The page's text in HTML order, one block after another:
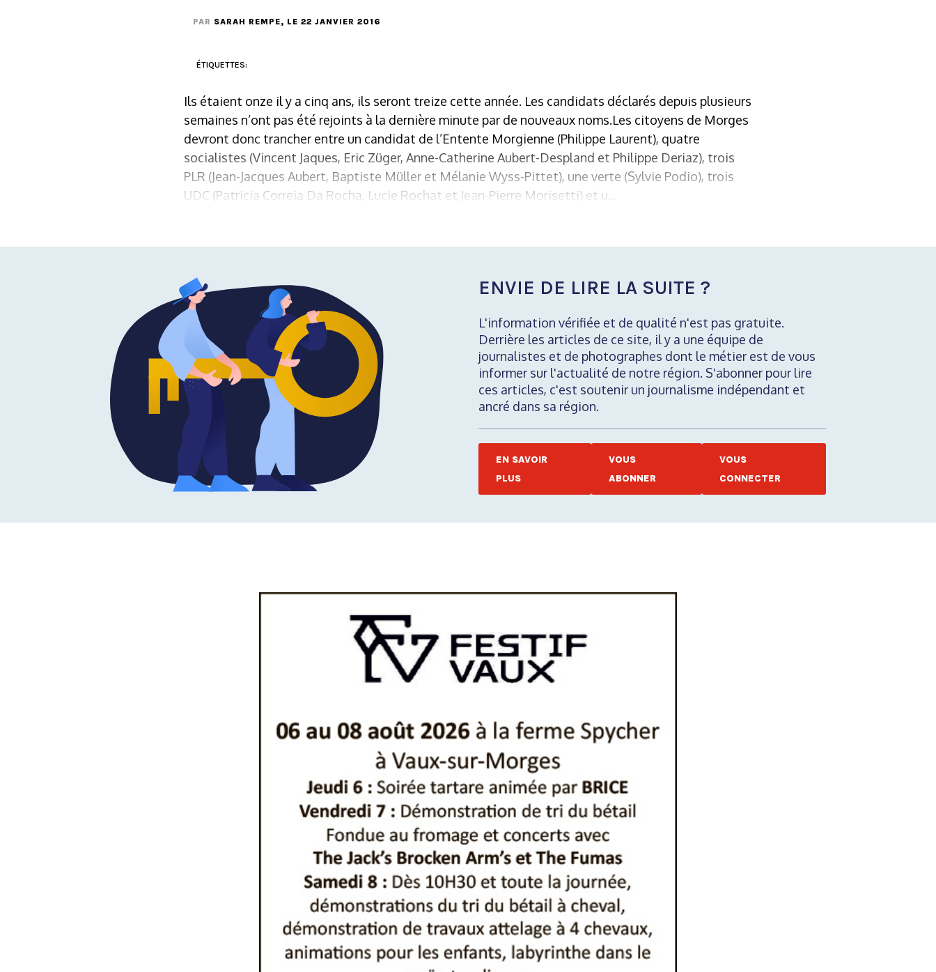
PAR SARAH REMPE, LE 22 JANVIER 2016
ÉTIQUETTES:
Ils étaient onze il y a cinq ans, ils seront treize cette année. Les candidats déclarés depuis plusieurs
semaines n’ont pas été rejoints à la dernière minute par de nouveaux noms.Les citoyens de Morges
devront donc trancher entre un candidat de l’Entente Morgienne (Philippe Laurent), quatre
socialistes (Vincent Jaques, Eric Züger, Anne-Catherine Aubert-Despland et Philippe Deriaz), trois
PLR (Jean-Jacques Aubert, Baptiste Müller et Mélanie Wyss-Pittet), une verte (Sylvie Podio), trois
UDC (Patricia Correia Da Rocha, Lucie Rochat et Jean-Pierre Morisetti) et u...
ENVIE DE LIRE LA SUITE ?
L'information vérifiée et de qualité n'est pas gratuite.
Derrière les articles de ce site, il y a une équipe de
journalistes et de photographes dont le métier est de vous
informer sur l'actualité de notre région. S'abonner pour lire
ces articles, c'est soutenir un journalisme indépendant et
ancré dans sa région.
EN SAVOIR
PLUS
VOUS
ABONNER
VOUS
CONNECTER